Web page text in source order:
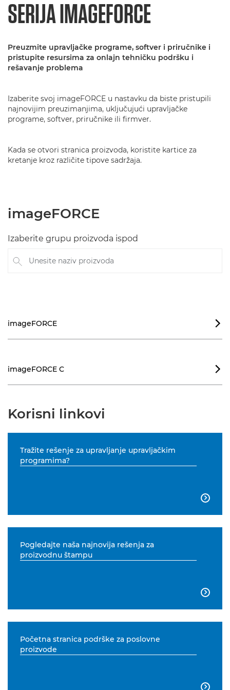
SERIJA IMAGEFORCE
Preuzmite upravljačke programe, softver i priručnike i
pristupite resursima za onlajn tehničku podršku i
rešavanje problema
Izaberite svoj imageFORCE u nastavku da biste pristupili
najnovijim preuzimanjima, uključujući upravljačke
programe, softver, priručnike ili firmver.
Kada se otvori stranica proizvoda, koristite kartice za
kretanje kroz različite tipove sadržaja.
imageFORCE
Izaberite grupu proizvoda ispod
Unesite naziv proizvoda
imageFORCE 
imageFORCE C 
Korisni linkovi
Tražite rešenje za upravljanje upravljačkim
programima?

Pogledajte naša najnovija rešenja za
proizvodnu štampu

Početna stranica podrške za poslovne
proizvode
